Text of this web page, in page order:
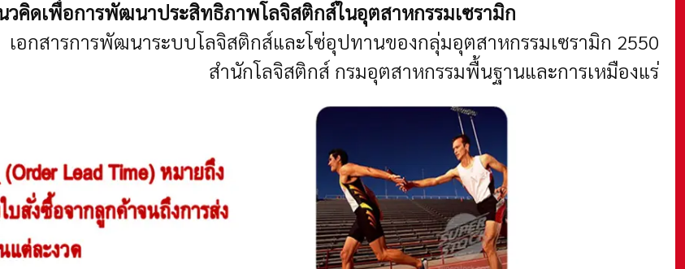
วคิดเพื่อการพัฒนาประสิทธิภาพโลจิสติกส์ในอุตสาหกรรมเซรามิก
เอกสารการพัฒนาระบบโลจิสติกส์และโซ่อุปทานของกลุ่มอุตสาหกรรมเซรามิก 2550
สำนักโลจิสติกส์ กรมอุตสาหกรรมพื้นฐานและการเหมืองแร่